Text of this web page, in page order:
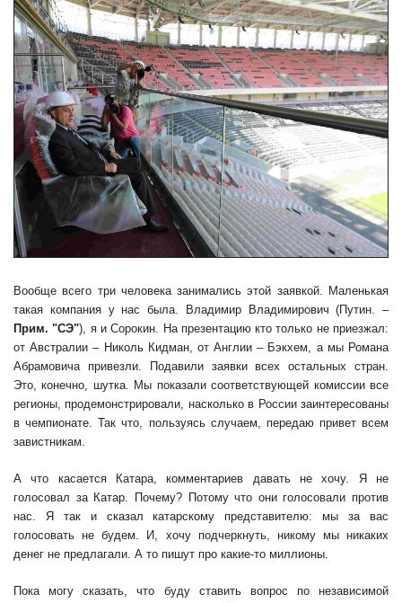
Вообще всего три человека занимались этой заявкой. Маленькая
такая компания у нас была. Владимир Владимирович (Путин. –
Прим. "СЭ"), я и Сорокин. На презентацию кто только не приезжал:
от Австралии – Николь Кидман, от Англии – Бэкхем, а мы Романа
Абрамовича привезли. Подавили заявки всех остальных стран.
Это, конечно, шутка. Мы показали соответствующей комиссии все
регионы, продемонстрировали, насколько в России заинтересованы
в чемпионате. Так что, пользуясь случаем, передаю привет всем
завистникам.
А что касается Катара, комментариев давать не хочу. Я не
голосовал за Катар. Почему? Потому что они голосовали против
нас. Я так и сказал катарскому представителю: мы за вас
голосовать не будем. И, хочу подчеркнуть, никому мы никаких
денег не предлагали. А то пишут про какие-то миллионы.
Пока могу сказать, что буду ставить вопрос по независимой